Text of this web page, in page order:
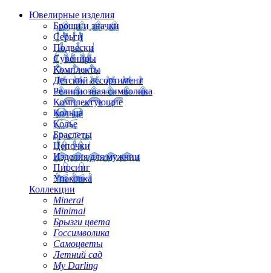
Ювелирные изделия
Броши и значки
Серьги
Подвески
Сувениры
Комплекты
Детский ассортимент
Религиозная символика
Комплектующие
Кольца
Колье
Браслеты
Цепочки
Изделия для мужчин
Пирсинг
Упаковка
Коллекции
Mineral
Minimal
Брызги цвета
Госсимволика
Самоцветы
Летний сад
My Darling